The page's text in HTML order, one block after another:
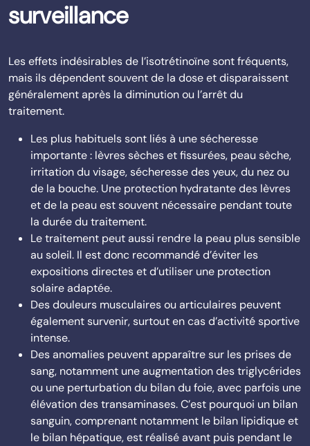
surveillance
Les effets indésirables de l’isotrétinoïne sont fréquents,
mais ils dépendent souvent de la dose et disparaissent
généralement après la diminution ou l’arrêt du
traitement.
Les plus habituels sont liés à une sécheresse
importante : lèvres sèches et fissurées, peau sèche,
irritation du visage, sécheresse des yeux, du nez ou
de la bouche. Une protection hydratante des lèvres
et de la peau est souvent nécessaire pendant toute
la durée du traitement.
Le traitement peut aussi rendre la peau plus sensible
au soleil. Il est donc recommandé d’éviter les
expositions directes et d’utiliser une protection
solaire adaptée.
Des douleurs musculaires ou articulaires peuvent
également survenir, surtout en cas d’activité sportive
intense.
Des anomalies peuvent apparaître sur les prises de
sang, notamment une augmentation des triglycérides
ou une perturbation du bilan du foie, avec parfois une
élévation des transaminases. C’est pourquoi un bilan
sanguin, comprenant notamment le bilan lipidique et
le bilan hépatique, est réalisé avant puis pendant le